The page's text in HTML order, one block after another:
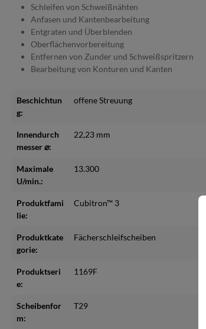
Schleifen von Schweißnähten
Anfasen und Kantenbearbeitung
Entgraten und Überblenden
Oberflächenvorbereitung
Entfernen von Zunder und Schweißspritzern
Bearbeitung von Konturen und Kanten
Beschichtun
g:
offene Streuung
Innendurch
messer ⌀:
22,23 mm
Maximale
U/min.:
13.300
Produktfami
lie:
Cubitron™ 3
Produktkate
gorie:
Fächerschleifscheiben
Produktseri
e:
1169F
Scheibenfor
m:
T29